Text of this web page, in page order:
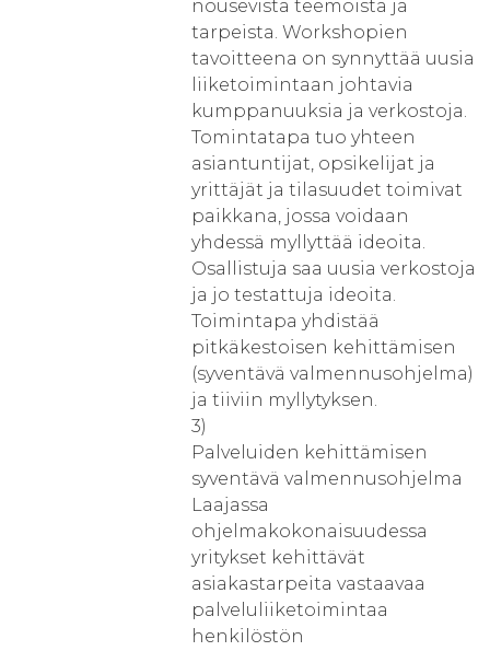
nousevista teemoista ja
tarpeista. Workshopien
tavoitteena on synnyttää uusia
liiketoimintaan johtavia
kumppanuuksia ja verkostoja.
Tomintatapa tuo yhteen
asiantuntijat, opsikelijat ja
yrittäjät ja tilasuudet toimivat
paikkana, jossa voidaan
yhdessä myllyttää ideoita.
Osallistuja saa uusia verkostoja
ja jo testattuja ideoita.
Toimintapa yhdistää
pitkäkestoisen kehittämisen
(syventävä valmennusohjelma)
ja tiiviin myllytyksen.
3)
Palveluiden kehittämisen
syventävä valmennusohjelma
Laajassa
ohjelmakokonaisuudessa
yritykset kehittävät
asiakastarpeita vastaavaa
palveluliiketoimintaa
henkilöstön